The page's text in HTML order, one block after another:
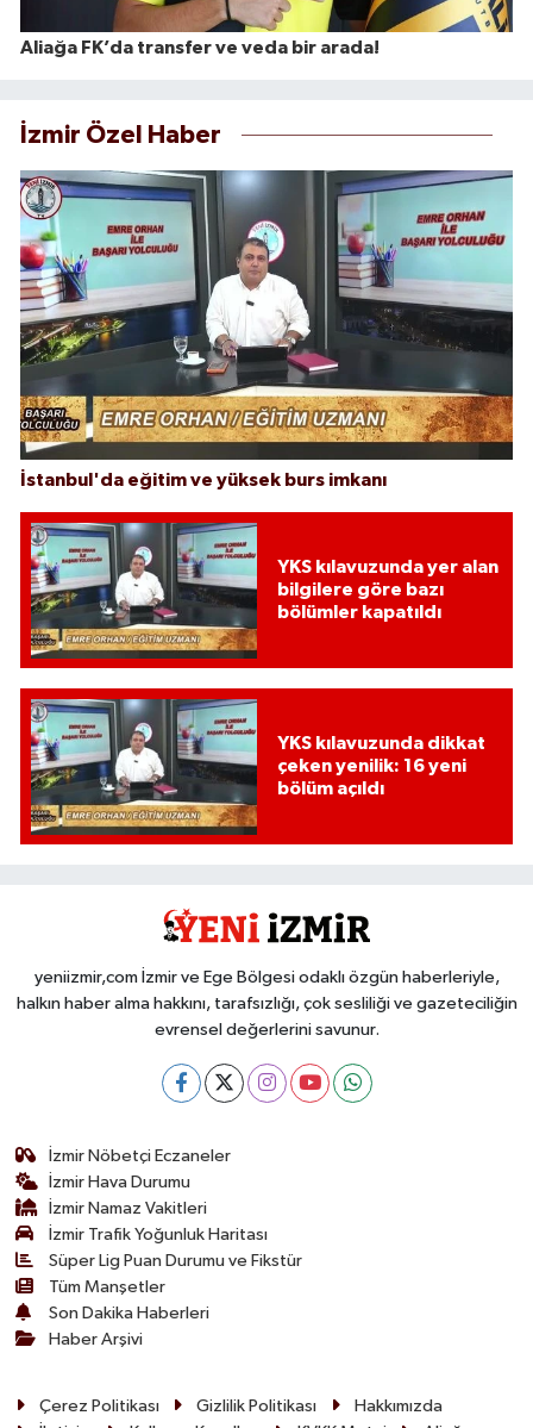
Aliağa FK’da transfer ve veda bir arada!
İzmir Özel Haber
İstanbul'da eğitim ve yüksek burs imkanı
YKS kılavuzunda yer alan
bilgilere göre bazı
bölümler kapatıldı
YKS kılavuzunda dikkat
çeken yenilik: 16 yeni
bölüm açıldı
yeniizmir,com İzmir ve Ege Bölgesi odaklı özgün haberleriyle,
halkın haber alma hakkını, tarafsızlığı, çok sesliliği ve gazeteciliğin
evrensel değerlerini savunur.
İzmir Nöbetçi Eczaneler
İzmir Hava Durumu
İzmir Namaz Vakitleri
İzmir Trafik Yoğunluk Haritası
Süper Lig Puan Durumu ve Fikstür
Tüm Manşetler
Son Dakika Haberleri
Haber Arşivi
Çerez Politikası Gizlilik Politikası
Hakkımızda